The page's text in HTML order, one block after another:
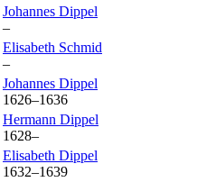
Johannes Dippel
–
Elisabeth Schmid
–
Johannes Dippel
1626–1636
Hermann Dippel
1628–
Elisabeth Dippel
1632–1639